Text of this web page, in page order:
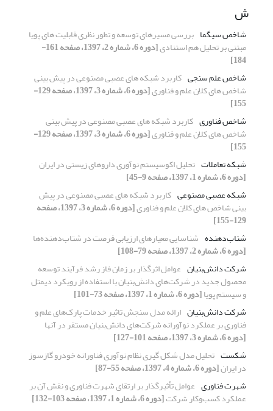
ش
شاخص سیگما بررسی مسیرهای توسعه و تطور نظری قابلیت های پویا
مبتنی بر تحلیل هم استنادی [دوره 6، شماره 2، 1397، صفحه 161-
184]
شاخص علم سنجی کاربرد شبکه های عصبی مصنوعی در پیش بینی
شاخص های کلان علم و فناوری [دوره 6، شماره 3، 1397، صفحه 129-
155]
شاخص فناوری کاربرد شبکه های عصبی مصنوعی در پیش بینی
شاخص های کلان علم و فناوری [دوره 6، شماره 3، 1397، صفحه 129-
155]
شبکه تعاملات تحلیل اکوسیستم نوآوری داروهای زیستی در ایران
[دوره 6، شماره 1، 1397، صفحه 9-45]
شبکه عصبی مصنوعی کاربرد شبکه های عصبی مصنوعی در پیش
بینی شاخص های کلان علم و فناوری [دوره 6، شماره 3، 1397، صفحه
129-155]
شتاب‌دهنده‌ شناسایی معیارهای ارزیابی فرصت در شتاب‌دهنده‌ها
[دوره 6، شماره 2، 1397، صفحه 79-108]
شرکت دانش‌بنیان عوامل اثرگذار بر زمان فاز رشد فرآیند توسعه
محصول جدید در شرکت‌های دانش‌بنیان با استفاده از رویکرد دیمتل
و سیستم پویا[دوره 6، شماره 1، 1397، صفحه 73-101]
شرکت دانش‌بنیان ارائه مدل سنجش تاثیر خدمات پارک‌های علم و
فناوری بر عملکرد نوآورانه شرکت‌های دانش‌بنیان مستقر در آنها
[دوره 6، شماره 3، 1397، صفحه 101-127]
شکست تحلیل مدل شکل گیری نظام نوآوری فناورانه خودرو گازسوز
در ایران[دوره 6، شماره 4، 1397، صفحه 55-87]
شهرت فناوری عوامل تأثیرگذار بر ارتقای شهرت فناوری و نقش آن بر
عملکرد کسب‌وکار شرکت[دوره 6، شماره 1، 1397، صفحه 103-132]